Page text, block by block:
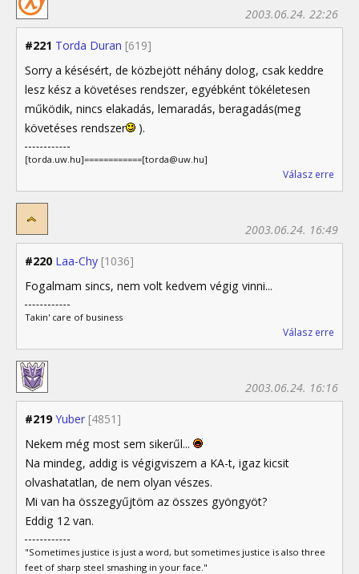
#221 Torda Duran [619]
2003.06.24. 22:26
Sorry a késésért, de közbejött néhány dolog, csak keddre
lesz kész a követéses rendszer, egyébként tökéletesen
működik, nincs elakadás, lemaradás, beragadás(meg
követéses rendszer
).
[torda.uw.hu]============[torda@uw.hu]
Válasz erre
#220 Laa-Chy [1036]
2003.06.24. 16:49
Fogalmam sincs, nem volt kedvem végig vinni...
Takin' care of business
Válasz erre
#219 Yuber [4851]
2003.06.24. 16:16
Nekem még most sem sikerűl...
Na mindeg, addig is végigviszem a KA-t, igaz kicsit
olvashatatlan, de nem olyan vészes.
Mi van ha összegyűjtöm az összes gyöngyöt?
Eddig 12 van.
"Sometimes justice is just a word, but sometimes justice is also three
feet of sharp steel smashing in your face."